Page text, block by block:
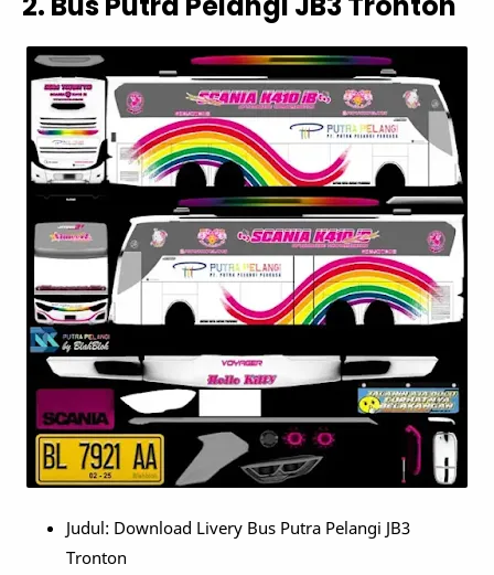
Judul: Download Livery Bus Putra Pelangi JB3
Tronton